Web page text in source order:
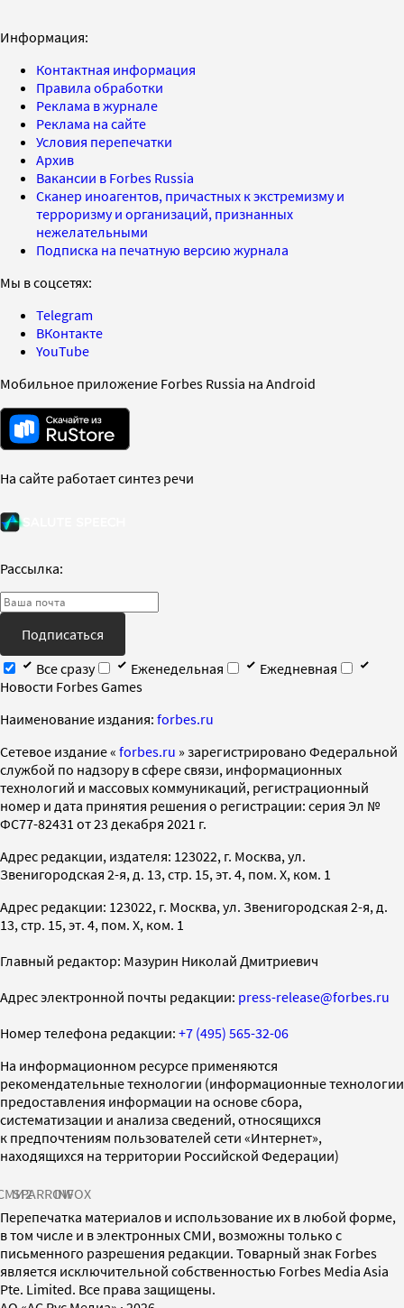
Информация:
Контактная информация
Правила обработки
Реклама в журнале
Реклама на сайте
Условия перепечатки
Архив
Вакансии в Forbes Russia
Сканер иноагентов, причастных к экстремизму и
терроризму и организаций, признанных
нежелательными
Подписка на печатную версию журнала
Мы в соцсетях:
Telegram
ВКонтакте
YouTube
Мобильное приложение Forbes Russia на Android
На сайте работает синтез речи
Рассылка:
Подписаться
Все сразу
Еженедельная
Ежедневная
Новости Forbes Games
Наименование издания: forbes.ru
Cетевое издание « forbes.ru » зарегистрировано Федеральной
службой по надзору в сфере связи, информационных
технологий и массовых коммуникаций, регистрационный
номер и дата принятия решения о регистрации: серия Эл №
ФС77-82431 от 23 декабря 2021 г.
Адрес редакции, издателя: 123022, г. Москва, ул.
Звенигородская 2-я, д. 13, стр. 15, эт. 4, пом. X, ком. 1
Адрес редакции: 123022, г. Москва, ул. Звенигородская 2-я, д.
13, стр. 15, эт. 4, пом. X, ком. 1
Главный редактор: Мазурин Николай Дмитриевич
Адрес электронной почты редакции: press-release@forbes.ru
Номер телефона редакции: +7 (495) 565-32-06
На информационном ресурсе применяются
рекомендательные технологии (информационные технологии
предоставления информации на основе сбора,
систематизации и анализа сведений, относящихся
к предпочтениям пользователей сети «Интернет»,
находящихся на территории Российской Федерации)
SPARROWINFOX
Перепечатка материалов и использование их в любой форме,
в том числе и в электронных СМИ, возможны только с
письменного разрешения редакции. Товарный знак Forbes
является исключительной собственностью Forbes Media Asia
Pte. Limited. Все права защищены.